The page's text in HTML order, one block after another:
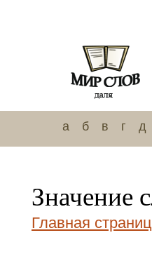
а б в г д
Значение
Главная